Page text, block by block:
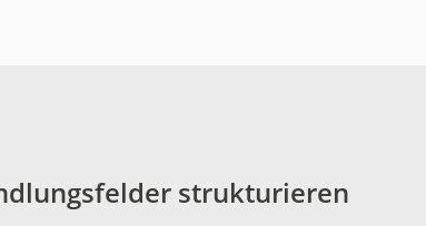
strukturieren